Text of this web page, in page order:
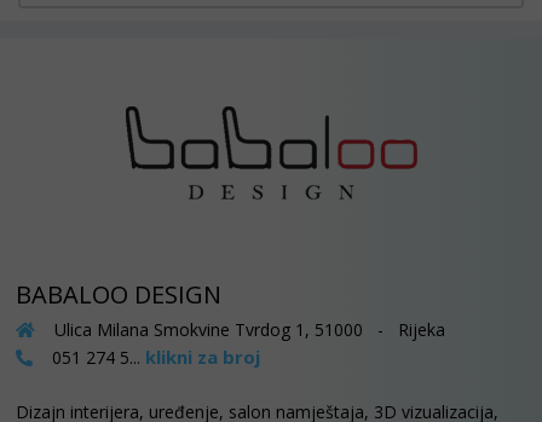
BABALOO DESIGN
Ulica Milana Smokvine Tvrdog 1, 51000 - Rijeka
051 274 5... klikni za broj
Dizajn interijera, uređenje, salon namještaja, 3D vizualizacija,